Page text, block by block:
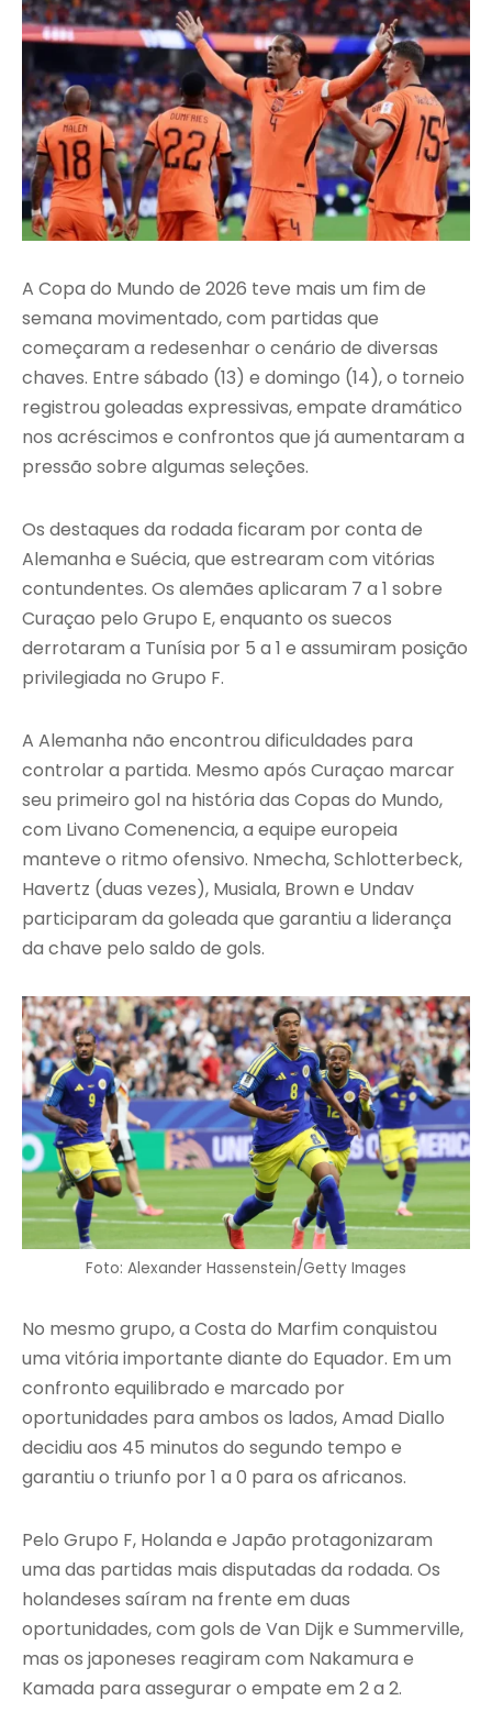
A Copa do Mundo de 2026 teve mais um fim de
semana movimentado, com partidas que
começaram a redesenhar o cenário de diversas
chaves. Entre sábado (13) e domingo (14), o torneio
registrou goleadas expressivas, empate dramático
nos acréscimos e confrontos que já aumentaram a
pressão sobre algumas seleções.
Os destaques da rodada ficaram por conta de
Alemanha e Suécia, que estrearam com vitórias
contundentes. Os alemães aplicaram 7 a 1 sobre
Curaçao pelo Grupo E, enquanto os suecos
derrotaram a Tunísia por 5 a 1 e assumiram posição
privilegiada no Grupo F.
A Alemanha não encontrou dificuldades para
controlar a partida. Mesmo após Curaçao marcar
seu primeiro gol na história das Copas do Mundo,
com Livano Comenencia, a equipe europeia
manteve o ritmo ofensivo. Nmecha, Schlotterbeck,
Havertz (duas vezes), Musiala, Brown e Undav
participaram da goleada que garantiu a liderança
da chave pelo saldo de gols.
Foto: Alexander Hassenstein/Getty Images
No mesmo grupo, a Costa do Marfim conquistou
uma vitória importante diante do Equador. Em um
confronto equilibrado e marcado por
oportunidades para ambos os lados, Amad Diallo
decidiu aos 45 minutos do segundo tempo e
garantiu o triunfo por 1 a 0 para os africanos.
Pelo Grupo F, Holanda e Japão protagonizaram
uma das partidas mais disputadas da rodada. Os
holandeses saíram na frente em duas
oportunidades, com gols de Van Dijk e Summerville,
mas os japoneses reagiram com Nakamura e
Kamada para assegurar o empate em 2 a 2.